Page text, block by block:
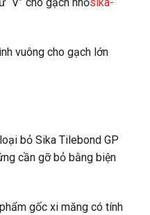
“V” cho gạch nhỏsika-
vuông cho gạch lớn
bỏ Sika Tilebond GP
cần gỡ bỏ bằng biện
gốc xi măng có tính